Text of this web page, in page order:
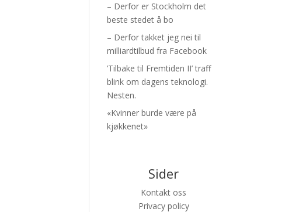
– Derfor er Stockholm det
beste stedet å bo
– Derfor takket jeg nei til
milliardtilbud fra Facebook
’Tilbake til Fremtiden II’ traff
blink om dagens teknologi.
Nesten.
«Kvinner burde være på
kjøkkenet»
Sider
Kontakt oss
Privacy policy